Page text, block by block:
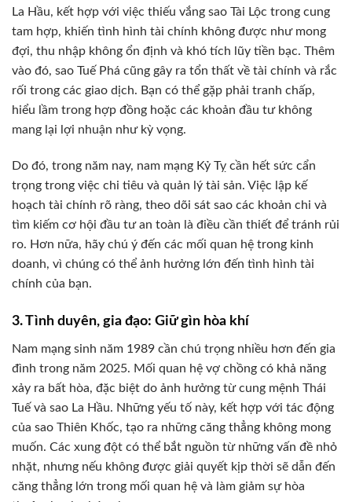
La Hầu, kết hợp với việc thiếu vắng sao Tài Lộc trong cung
tam hợp, khiến tình hình tài chính không được như mong
đợi, thu nhập không ổn định và khó tích lũy tiền bạc. Thêm
vào đó, sao Tuế Phá cũng gây ra tổn thất về tài chính và rắc
rối trong các giao dịch. Bạn có thể gặp phải tranh chấp,
hiểu lầm trong hợp đồng hoặc các khoản đầu tư không
mang lại lợi nhuận như kỳ vọng.
Do đó, trong năm nay, nam mạng Kỷ Tỵ cần hết sức cẩn
trọng trong việc chi tiêu và quản lý tài sản. Việc lập kế
hoạch tài chính rõ ràng, theo dõi sát sao các khoản chi và
tìm kiếm cơ hội đầu tư an toàn là điều cần thiết để tránh rủi
ro. Hơn nữa, hãy chú ý đến các mối quan hệ trong kinh
doanh, vì chúng có thể ảnh hưởng lớn đến tình hình tài
chính của bạn.
3. Tình duyên, gia đạo: Giữ gìn hòa khí
Nam mạng sinh năm 1989 cần chú trọng nhiều hơn đến gia
đình trong năm 2025. Mối quan hệ vợ chồng có khả năng
xảy ra bất hòa, đặc biệt do ảnh hưởng từ cung mệnh Thái
Tuế và sao La Hầu. Những yếu tố này, kết hợp với tác động
của sao Thiên Khốc, tạo ra những căng thẳng không mong
muốn. Các xung đột có thể bắt nguồn từ những vấn đề nhỏ
nhặt, nhưng nếu không được giải quyết kịp thời sẽ dẫn đến
căng thẳng lớn trong mối quan hệ và làm giảm sự hòa